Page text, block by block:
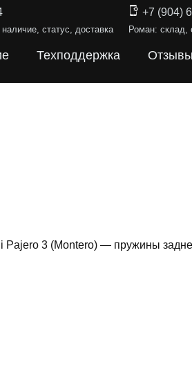
статус, доставка
+7 (904)
Роман: склад,
Техподдержка Отзывы
Pajero 3 (Montero) — пружины